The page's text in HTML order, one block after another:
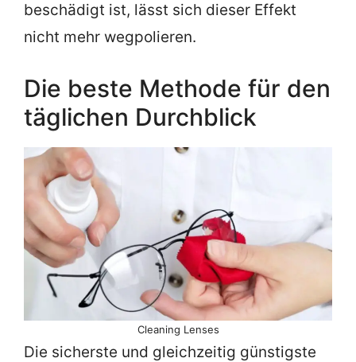
beschädigt ist, lässt sich dieser Effekt
nicht mehr wegpolieren.
Die beste Methode für den
täglichen Durchblick
Cleaning Lenses
Die sicherste und gleichzeitig günstigste